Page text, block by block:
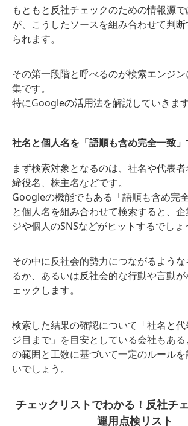
もともと反社チェックのための情報源
が、こうしたソースを組み合わせて判
られます。
その第一段階と呼べるのが検索エンジ
集です。
特にGoogleの活用法を解説していきます
社名と個人名を「語順も含め完全一致
まず検索対象となるのは、社名や代表
締役名、株主名などです。
Googleの機能でもある「語順も含め完
と個人名を組み合わせて検索すると、
ジや個人のSNSなどがヒットするでしょ
その中に反社会的勢力につながるよう
るか、あるいは反社会的な行動や言動
ェックします。
検索した結果の確認について「社名と
ジ目まで」を目安としている会社もあ
の範囲と工数に基づいて一定のルール
いでしょう。
チェックリストでわかる！反社チ
運用点検リスト